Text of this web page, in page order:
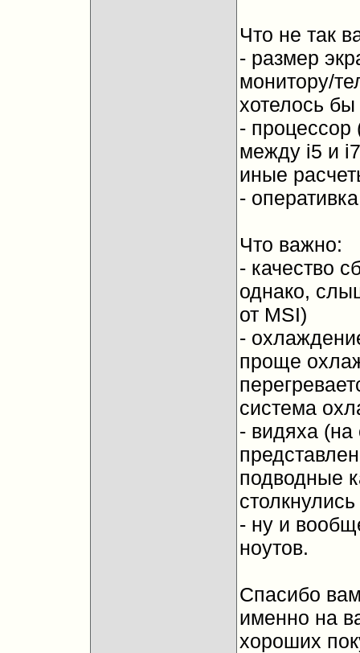
Что не так
- размер
монитору/
хотелось
- процессор
между i5 и
иные
-
Что важно:
- качество
однако,
от MSI)
-
проще
система
- видяха (на
подводные
- ну и
ноутов.
Спасибо
именно на
хороших